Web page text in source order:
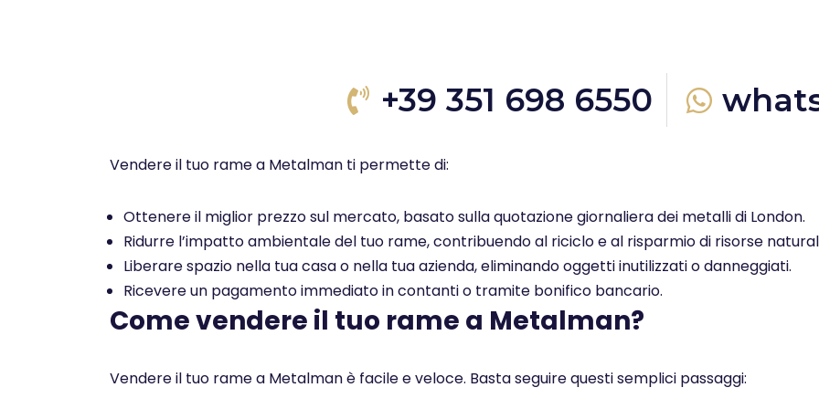
+39 351 698 6550
Vendere il tuo rame a Metalman ti permette di:
Ottenere il miglior prezzo sul mercato, basato sulla quotazione giornaliera dei metalli di London.
Ridurre l’impatto ambientale del tuo rame, contribuendo al riciclo e al risparmio di risorse
Liberare spazio nella tua casa o nella tua azienda, eliminando oggetti inutilizzati o danneggiati.
Ricevere un pagamento immediato in contanti o tramite bonifico bancario.
Come vendere il tuo rame a Metalman?
Vendere il tuo rame a Metalman è facile e veloce. Basta seguire questi semplici passaggi: